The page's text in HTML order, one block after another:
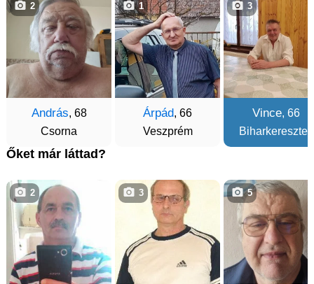
András, 68
Csorna
2
Árpád, 66
Veszprém
1
Vince, 66
Biharkeresztes
3
Őket már láttad?
2 3 5